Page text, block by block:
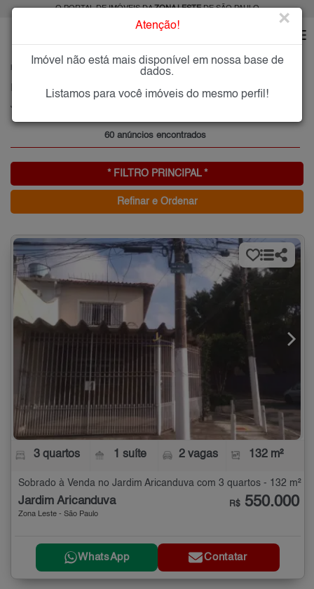
O PORTAL DE IMÓVEIS DAZONA LESTEDE SÃO PAULO
JARDIM ARICANDUVA
Imóveis à Venda no Jardim Aricanduva, Zona Leste de São Paulo
Jardim Aricanduva, Zona Leste
60 anúncios encontrados
* FILTRO PRINCIPAL *
Refinar e Ordenar
3 quartos 1 suíte 2 vagas 132 m²
Sobrado à Venda no Jardim Aricanduva com 3 quartos - 132 m²
Jardim Aricanduva
Zona Leste - São Paulo
R$ 550.000
WhatsApp Contatar
Atenção! ×
Imóvel não está mais disponível em nossa base de
dados.
Listamos para você imóveis do mesmo perfil!